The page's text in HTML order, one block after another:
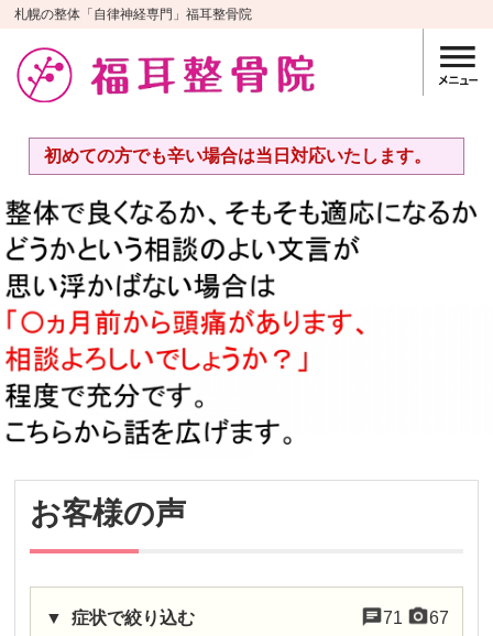
札幌の整体「自律神経専門」福耳整骨院
初めての方でも辛い場合は当日対応いたします。
お客様の声
71 67
症状で絞り込む